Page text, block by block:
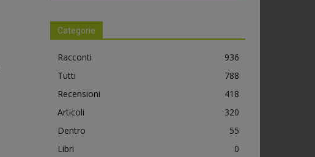
Categorie
Racconti
936
Tutti
788
Recensioni
418
Articoli
320
Dentro
55
Libri
0